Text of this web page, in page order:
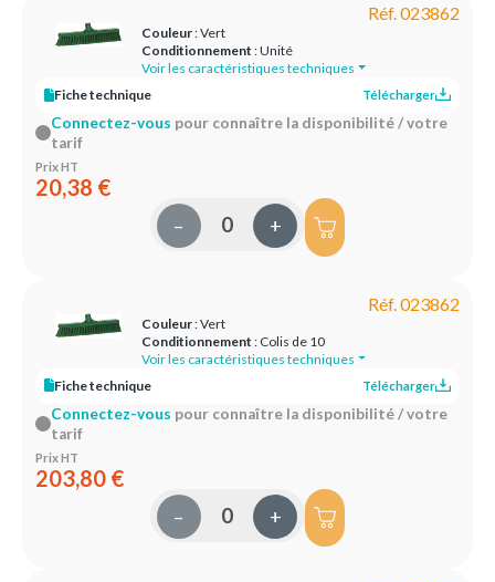
Réf. 023862
Couleur: Vert
Conditionnement : Unité
Voir les caractéristiques techniques
Fiche technique
Télécharger
Connectez-vous pour connaître la disponibilité / votre
tarif
Prix HT
20,38 €
– +
Réf. 023862
Couleur: Vert
Conditionnement : Colis de 10
Voir les caractéristiques techniques
Fiche technique
Télécharger
Connectez-vous pour connaître la disponibilité / votre
tarif
Prix HT
203,80 €
– +